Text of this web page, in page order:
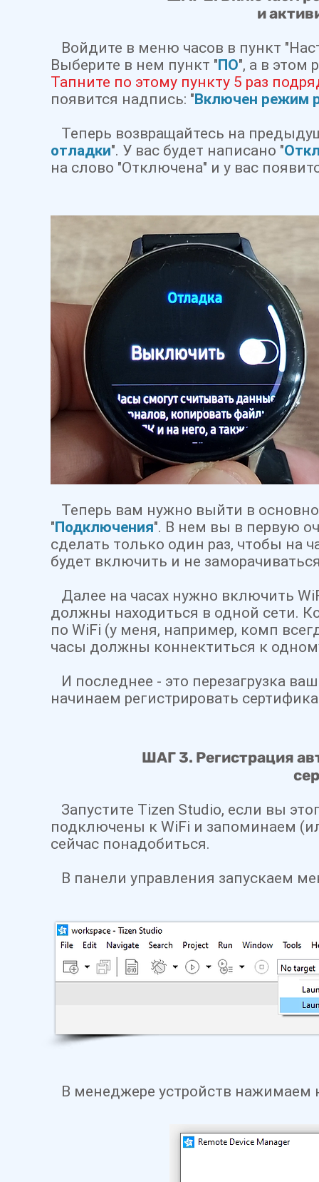
и
Войдите в меню часов в пункт
Выберите в нем пункт "ПО", а в этом
Тапните по этому пункту 5 раз
появится надпись: "Включен режим
Теперь возвращайтесь на
отладки". У вас будет написано "
на слово "Отключена" и у вас
Теперь вам нужно выйти в
"Подключения". В нем вы в первую
сделать только один раз, чтобы на
будет включить и не
Далее на часах нужно включить
должны находиться в одной сети.
по WiFi (у меня, например, комп
часы должны коннектиться к
И последнее - это перезагрузка
начинаем регистрировать
ШАГ 3. Регистрация
Запустите Tizen Studio, если вы
подключены к WiFi и запоминаем
сейчас понадобиться.
В панели управления запускаем
В менеджере устройств нажимаем